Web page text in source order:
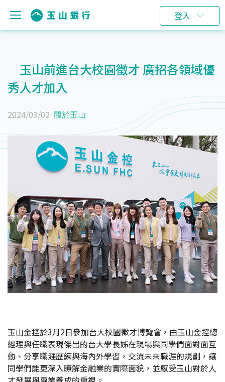
登入
玉山前進台大校園徵才 廣招各領域優
秀人才加入
2024/03/02 關於玉山
玉山金控於3月2日參加台大校園徵才博覽會，由玉山金控總
經理與任職表現傑出的台大學長姊在現場與同學們面對面互
動、分享職涯歷練與海內外學習，交流未來職涯的規劃，讓
同學們能更深入瞭解金融業的實際面貌，並感受玉山對於人